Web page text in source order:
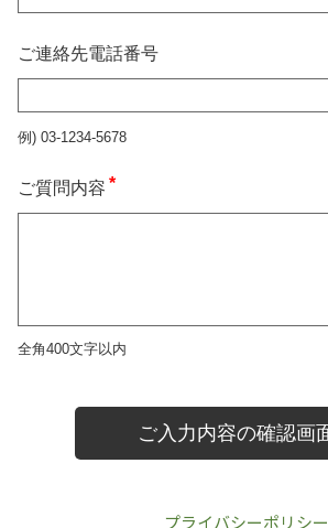
プライバシーポリシー